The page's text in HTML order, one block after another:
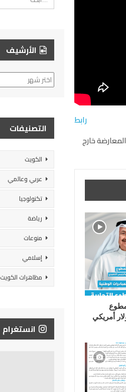
رابط
خارج
أمريكي
الأرشيف
الأرشيف
التصنيفات
الكويت
عربي وعالمي
تكنولوجيا
رياضة
منوعات
إسلامي
مظاهرات الكويت
انستغرام